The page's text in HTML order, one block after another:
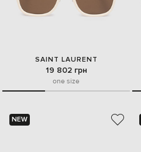
SAINT LAURENT
19 802 грн
one size
NEW